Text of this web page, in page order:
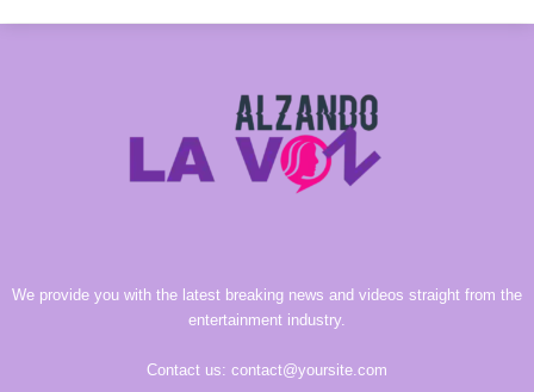
We provide you with the latest breaking news and videos straight from the
entertainment industry.
Contact us: contact@yoursite.com